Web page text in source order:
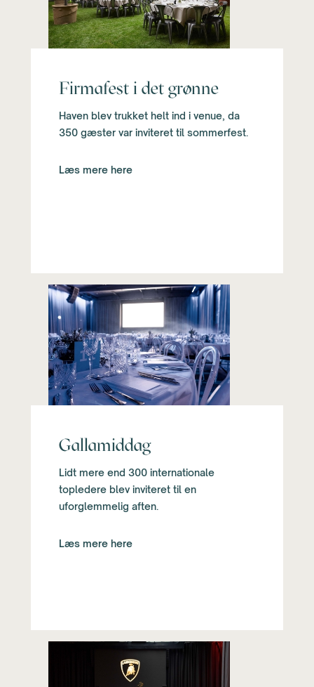
Firmafest i det grønne
Haven blev trukket helt ind i venue, da
350 gæster var inviteret til sommerfest.
Læs mere here
Gallamiddag
Lidt mere end 300 internationale
topledere blev inviteret til en
uforglemmelig aften.
Læs mere here